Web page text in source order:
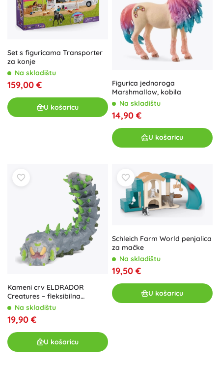
Set s figuricama Transporter
za konje
Na skladištu
159,00 €
U košaricu
Figurica jednoroga
Marshmallow, kobila
Na skladištu
14,90 €
U košaricu
Kameni crv ELDRADOR
Creatures – fleksibilna
akcijska figurica
Na skladištu
19,90 €
U košaricu
Schleich Farm World penjalica
za mačke
Na skladištu
19,50 €
U košaricu